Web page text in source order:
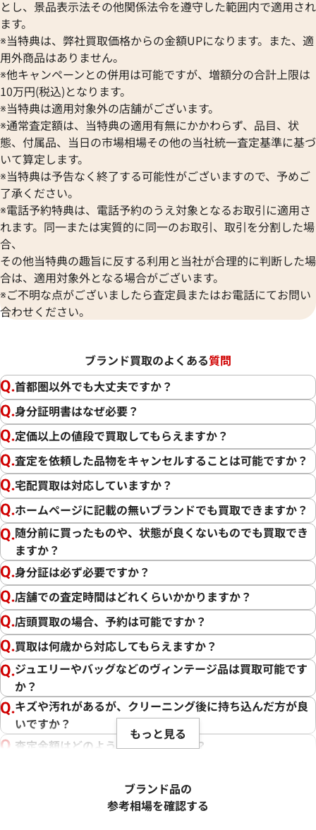
とし、景品表示法その他関係法令を遵守した範囲内で適用され
ます。
※当特典は、弊社買取価格からの金額UPになります。また、適
用外商品はありません。
※他キャンペーンとの併用は可能ですが、増額分の合計上限は
10万円(税込)となります。
※当特典は適用対象外の店舗がございます。
※通常査定額は、当特典の適用有無にかかわらず、品目、状
態、付属品、当日の市場相場その他の当社統一査定基準に基づ
いて算定します。
※当特典は予告なく終了する可能性がございますので、予めご
了承ください。
※電話予約特典は、電話予約のうえ対象となるお取引に適用さ
れます。同一または実質的に同一のお取引、取引を分割した場
合、
その他当特典の趣旨に反する利用と当社が合理的に判断した場
合は、適用対象外となる場合がございます。
※ご不明な点がございましたら査定員またはお電話にてお問い
合わせください。
ブランド買取のよくある質問
首都圏以外でも大丈夫ですか？
身分証明書はなぜ必要？
定価以上の値段で買取してもらえますか？
査定を依頼した品物をキャンセルすることは可能ですか？
宅配買取は対応していますか？
ホームページに記載の無いブランドでも買取できますか？
随分前に買ったものや、状態が良くないものでも買取でき
ますか？
身分証は必ず必要ですか？
店舗での査定時間はどれくらいかかりますか？
店頭買取の場合、予約は可能ですか？
買取は何歳から対応してもらえますか？
ジュエリーやバッグなどのヴィンテージ品は買取可能です
か？
キズや汚れがあるが、クリーニング後に持ち込んだ方が良
いですか？
査定金額はどのように決まりますか？
売却するか悩んでいるのですが、査定だけお願いできます
もっと見る
ブランド品の
参考相場を確認する